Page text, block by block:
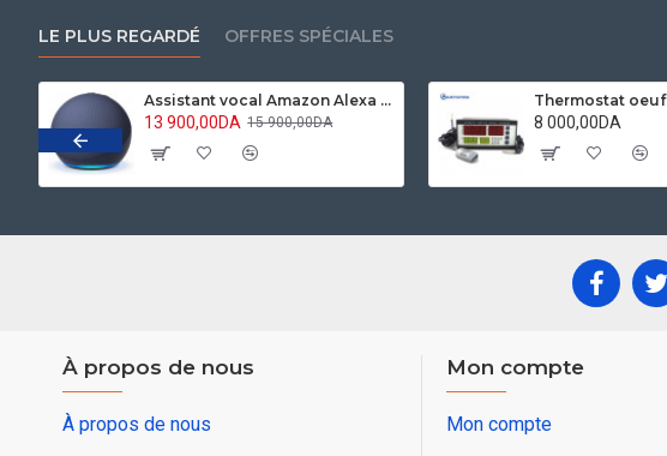
LE PLUS REGARDÉ OFFRES SPÉCIALES
Assistant vocal Amazon Alexa Echo Dot 5 Bleu marine
13 900,00DA 15 900,00DA 8 000,00DA
À propos de nous
À propos de nous
Mon compte
Mon compte